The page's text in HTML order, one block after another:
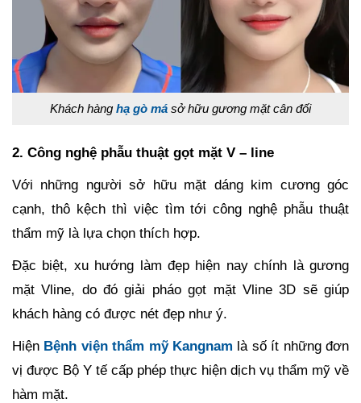
Khách hàng hạ gò má sở hữu gương mặt cân đối
2. Công nghệ phẫu thuật gọt mặt V – line
Với những người sở hữu mặt dáng kim cương góc
cạnh, thô kệch thì việc tìm tới công nghệ phẫu thuật
thẩm mỹ là lựa chọn thích hợp.
Đặc biệt, xu hướng làm đẹp hiện nay chính là gương
mặt Vline, do đó giải pháo gọt mặt Vline 3D sẽ giúp
khách hàng có được nét đẹp như ý.
Hiện Bệnh viện thẩm mỹ Kangnam là số ít những đơn
vị được Bộ Y tế cấp phép thực hiện dịch vụ thẩm mỹ về
hàm mặt.